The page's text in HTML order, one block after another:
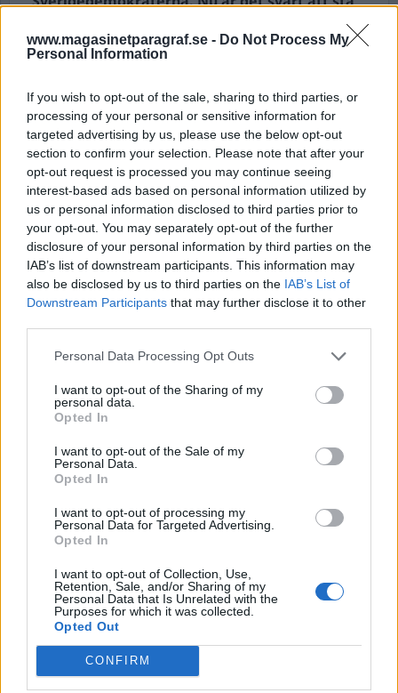
www.magasinetparagraf.se - Do Not Process My
Personal Information
If you wish to opt-out of the sale, sharing to third parties, or
processing of your personal or sensitive information for
targeted advertising by us, please use the below opt-out
section to confirm your selection. Please note that after your
opt-out request is processed you may continue seeing
interest-based ads based on personal information utilized by
us or personal information disclosed to third parties prior to
your opt-out. You may separately opt-out of the further
disclosure of your personal information by third parties on the
IAB’s list of downstream participants. This information may
also be disclosed by us to third parties on the IAB’s List of
Downstream Participants that may further disclose it to other
Personal Data Processing Opt Outs
I want to opt-out of the Sharing of my
personal data.
Opted In
I want to opt-out of the Sale of my
Personal Data.
Opted In
I want to opt-out of processing my
Personal Data for Targeted Advertising.
Opted In
I want to opt-out of Collection, Use,
Retention, Sale, and/or Sharing of my
Personal Data that Is Unrelated with the
Purposes for which it was collected.
Opted Out
CONFIRM
kratta manegen för ännu hårdare tag.
tag som föreslås i dag inte kommer att förbättra
vare sig brottsstatistiken eller integrationen. Och
då återstår bara ännu hårdare tag.
Detta kan många statsvetare och forskare skönja
redan i dag. Kanske också Ulf Kristersson. I
regeringsförklaringen håller han fram att det
kanske inte går så lätt som det var tänkt.
Vad är det för ytterligare avregleringar som
högern skulle kunna ivra för? Krigsindustrin?
Vattentillförseln? Vapenlagar? Jo, nog har vi sett
skattesänkningarna? De kommer, när väl
kärnkraften är finansierad. Observera att det är
skatt på kapital de talar om, med början ISK.
När allt är avreglerat och vi inte längre betalar
någon skatt på kapital, då har vi inte längre så
mycket att bestämma över och staten kan
minskas betydligt.
Då det mesta beslutas i företagens
sammanträdesrum så behöver vi heller inte ha så
mycket regler för mänskliga rättigheter och
demokratiska processer. Det räcker med några
ledare som meriterar sig för att leda landet.